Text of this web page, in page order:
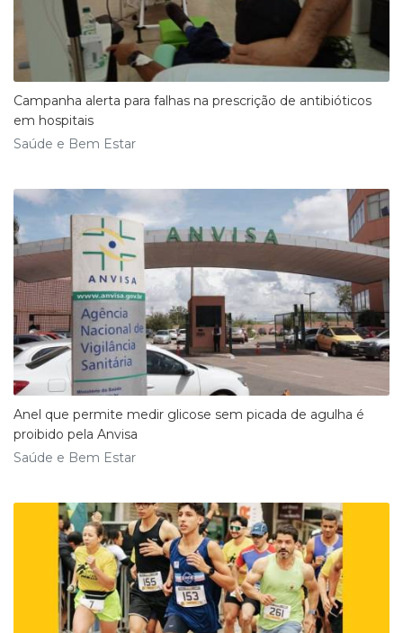
Campanha alerta para falhas na prescrição de antibióticos
em hospitais
Saúde e Bem Estar
Anel que permite medir glicose sem picada de agulha é
proibido pela Anvisa
Saúde e Bem Estar